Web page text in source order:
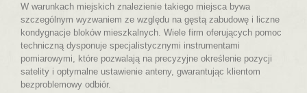
W warunkach miejskich znalezienie takiego miejsca bywa
szczególnym wyzwaniem ze względu na gęstą zabudowę i liczne
kondygnacje bloków mieszkalnych. Wiele firm oferujących pomoc
techniczną dysponuje specjalistycznymi instrumentami
pomiarowymi, które pozwalają na precyzyjne określenie pozycji
satelity i optymalne ustawienie anteny, gwarantując klientom
bezproblemowy odbiór.